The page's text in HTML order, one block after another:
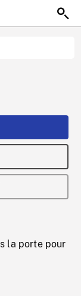
la porte pour